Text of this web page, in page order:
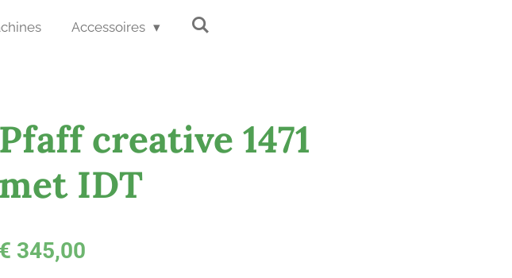
Accessoires
Pfaff creative 1471
met IDT
€ 345,00